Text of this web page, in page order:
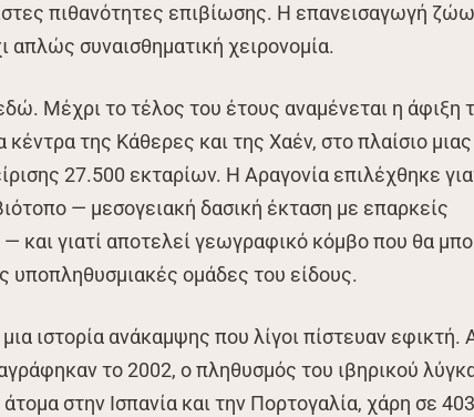
πιθανότητες επιβίωσης. Η επανεισαγωγή
απλώς συναισθηματική χειρονομία.
Μέχρι το τέλος του έτους αναμένεται η άφιξη
της Κάθερες και της Χαέν, στο πλαίσιο μιας
27.500 εκταρίων. Η Αραγονία επιλέχθηκε
— μεσογειακή δασική έκταση με επαρκείς
και γιατί αποτελεί γεωγραφικό κόμβο που θα
υποπληθυσμιακές ομάδες του είδους.
ιστορία ανάκαμψης που λίγοι πίστευαν εφικτή.
το 2002, ο πληθυσμός του ιβηρικού
στην Ισπανία και την Πορτογαλία, χάρη σε 403